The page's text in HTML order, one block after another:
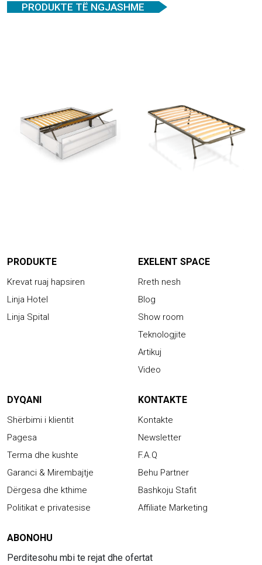
PRODUKTE TË NGJASHME
PRODUKTE
Krevat ruaj hapsiren
Linja Hotel
Linja Spital
EXELENT SPACE
Rreth nesh
Blog
Show room
Teknologjite
Artikuj
Video
DYQANI
Shërbimi i klientit
Pagesa
Terma dhe kushte
Garanci & Mirembajtje
Dërgesa dhe kthime
Politikat e privatesise
KONTAKTE
Kontakte
Newsletter
F.A.Q
Behu Partner
Bashkoju Stafit
Affiliate Marketing
ABONOHU
Perditesohu mbi te rejat dhe ofertat